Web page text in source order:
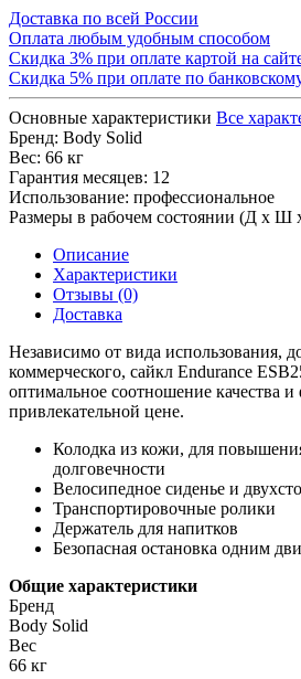
Доставка по всей России
Оплата любым удобным способом
Скидка 3% при оплате картой на
Скидка 5% при оплате по
Основные характеристики Все
Бренд: Body Solid
Вес: 66 кг
Гарантия месяцев: 12
Использование: профессиональное
Размеры в рабочем состоянии (Д х Ш
Описание
Характеристики
Отзывы (0)
Доставка
Независимо от вида использования,
коммерческого, сайкл Endurance
оптимальное соотношение качества
привлекательной цене.
Колодка из кожи, для
долговечности
Велосипедное сиденье и
Транспортировочные ролики
Держатель для напитков
Безопасная остановка одним
Общие характеристики
Бренд
Body Solid
Вес
66 кг